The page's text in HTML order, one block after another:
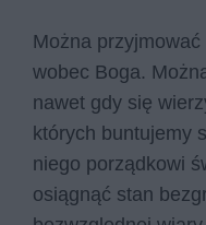
Można
wobec Boga.
nawet gdy się
których buntujemy
niego porządkowi
osiągnąć stan